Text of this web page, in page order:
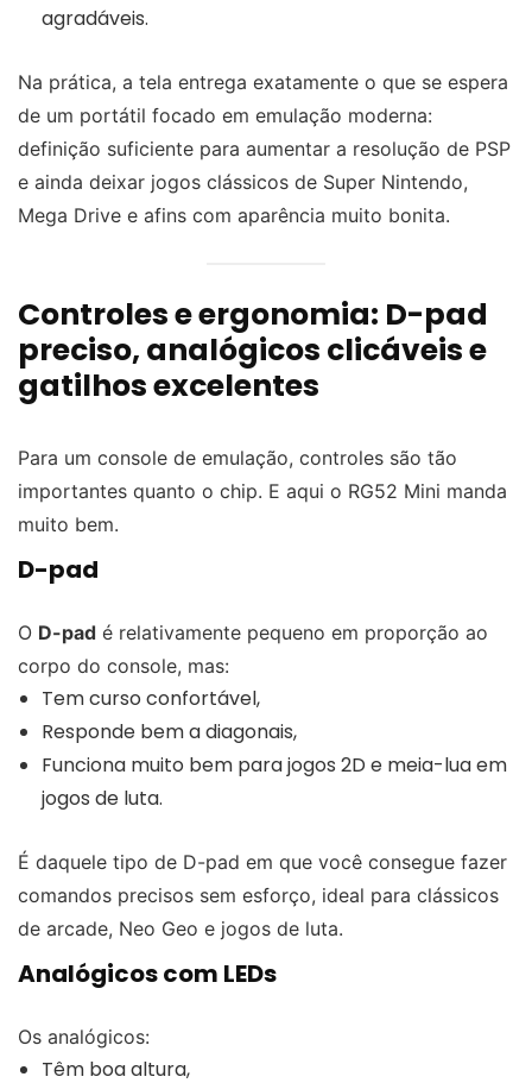
agradáveis.
Na prática, a tela entrega exatamente o que se espera
de um portátil focado em emulação moderna:
definição suficiente para aumentar a resolução de PSP
e ainda deixar jogos clássicos de Super Nintendo,
Mega Drive e afins com aparência muito bonita.
Controles e ergonomia: D-pad
preciso, analógicos clicáveis e
gatilhos excelentes
Para um console de emulação, controles são tão
importantes quanto o chip. E aqui o RG52 Mini manda
muito bem.
D-pad
O D-pad é relativamente pequeno em proporção ao
corpo do console, mas:
Tem curso confortável,
Responde bem a diagonais,
Funciona muito bem para jogos 2D e meia-lua em
jogos de luta.
É daquele tipo de D-pad em que você consegue fazer
comandos precisos sem esforço, ideal para clássicos
de arcade, Neo Geo e jogos de luta.
Analógicos com LEDs
Os analógicos:
Têm boa altura,